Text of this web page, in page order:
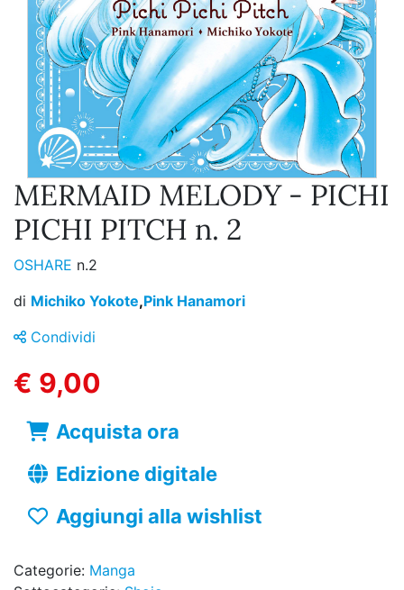
MERMAID MELODY - PICHI
PICHI PITCH n. 2
OSHARE n.2
di Michiko Yokote,Pink Hanamori
Condividi
€ 9,00
Acquista ora
Edizione digitale
Aggiungi alla wishlist
Categorie: Manga